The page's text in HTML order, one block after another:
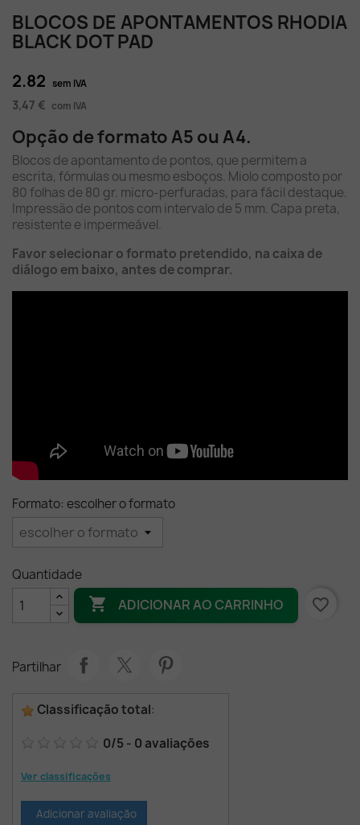
BLOCOS DE APONTAMENTOS RHODIA
BLACK DOT PAD
2.82 sem IVA
3,47 € com IVA
Opção de formato A5 ou A4.
Blocos de apontamento de pontos, que permitem a
escrita, fórmulas ou mesmo esboços. Miolo composto por
80 folhas de 80 gr. micro-perfuradas, para fácil destaque.
Impressão de pontos com intervalo de 5 mm. Capa preta,
resistente e impermeável.
Favor selecionar o formato pretendido, na caixa de
diálogo em baixo, antes de comprar.
Formato: escolher o formato
Quantidade
 ADICIONAR AO CARRINHO favorite_border
Partilhar
Classificação total:
0/5 - 0 avaliações
Ver classificações
Adicionar avaliação